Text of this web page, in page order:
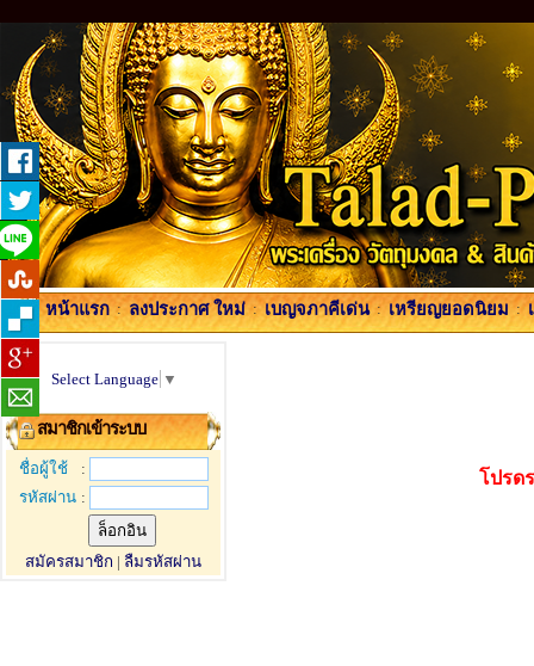
หน้าแรก : ลงประกาศ ใหม่ : เบญจภาคีเด่น : เหรียญยอดนิยม :
Select Language ▼
สมาชิกเข้าระบบ
ชื่อผู้ใช้
:
รหัสผ่าน :
สมัครสมาชิก | ลืมรหัสผ่าน
โปรด